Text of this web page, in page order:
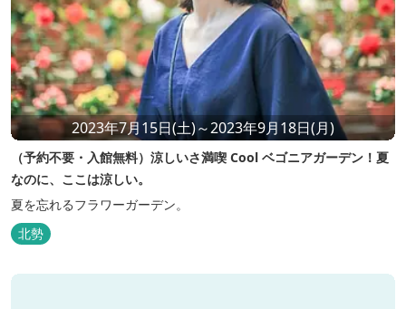
2023年7月15日(土)～2023年9月18日(月)
（予約不要・入館無料）涼しいさ満喫 Cool ベゴニアガーデン！夏
なのに、ここは涼しい。
夏を忘れるフラワーガーデン。
北勢